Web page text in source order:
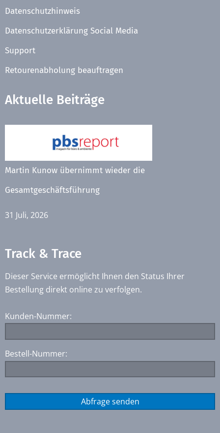
Datenschutzhinweis
Datenschutzerklärung Social Media
Support
Retourenabholung beauftragen
Aktuelle Beiträge
Martin Kunow übernimmt wieder die
Gesamtgeschäftsführung
31 Juli, 2026
Track & Trace
Dieser Service ermöglicht Ihnen den Status Ihrer
Bestellung direkt online zu verfolgen.
Kunden-Nummer:
Bestell-Nummer: